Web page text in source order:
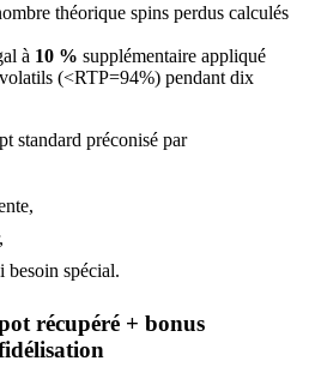
théorique spins perdus calculés
à 10 % supplémentaire appliqué
(<RTP=94%) pendant dix
standard préconisé par
besoin spécial.
récupéré + bonus